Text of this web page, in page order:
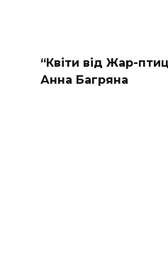
“Квіти від Жар-
Анна Багряна